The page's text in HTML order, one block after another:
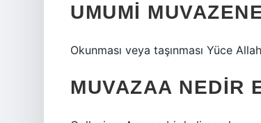
UMUMI
Okunması veya taşınması Yüce
MUVAZAA NEDIR